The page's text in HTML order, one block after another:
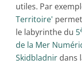
utiles. Par
Territoire'
le labyrinthe du 5
de la Mer
Skidbladnir dans